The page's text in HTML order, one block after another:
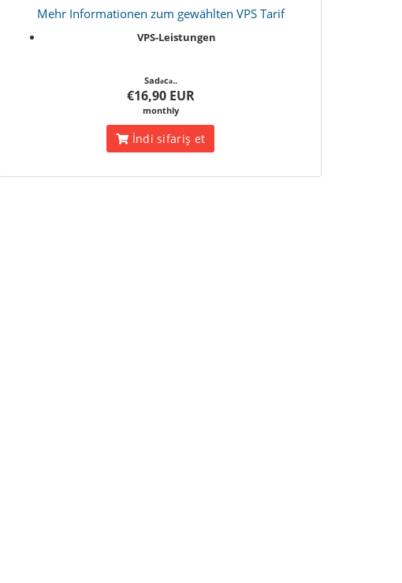
Mehr Informationen zum gewählten VPS Tarif
VPS-Leistungen
Sadəcə..
€16,90 EUR
monthly
İndi sifariş et